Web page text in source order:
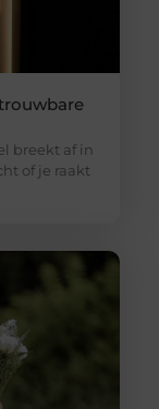
breekt af in
of je raakt